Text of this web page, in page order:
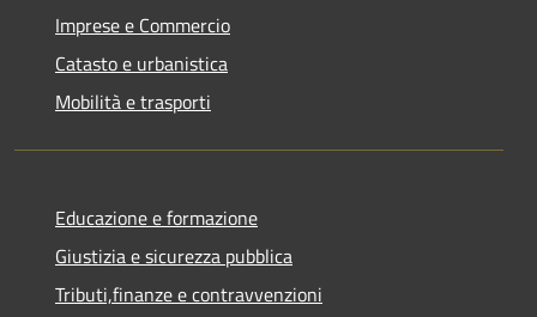
Imprese e Commercio
Catasto e urbanistica
Mobilità e trasporti
Educazione e formazione
Giustizia e sicurezza pubblica
Tributi,finanze e contravvenzioni